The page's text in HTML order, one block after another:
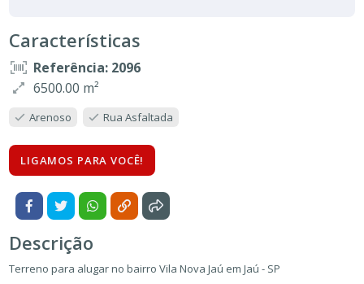
Características
Referência: 2096
6500.00 m²
Arenoso Rua Asfaltada
LIGAMOS PARA VOCÊ!
Descrição
Terreno para alugar no bairro Vila Nova Jaú em Jaú - SP